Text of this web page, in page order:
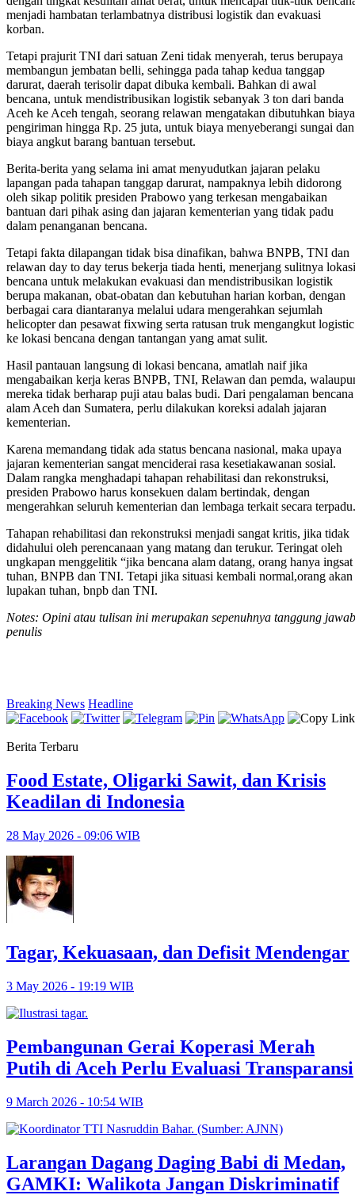
menjadi hambatan terlambatnya distribusi logistik dan evakuasi
korban.
Tetapi prajurit TNI dari satuan Zeni tidak menyerah, terus berupaya
membangun jembatan belli, sehingga pada tahap kedua tanggap
darurat, daerah terisolir dapat dibuka kembali. Bahkan di awal
bencana, untuk mendistribusikan logistik sebanyak 3 ton dari banda
Aceh ke Aceh tengah, seorang relawan mengatakan dibutuhkan biaya
pengiriman hingga Rp. 25 juta, untuk biaya menyeberangi sungai dan
biaya angkut barang bantuan tersebut.
Berita-berita yang selama ini amat menyudutkan jajaran pelaku
lapangan pada tahapan tanggap darurat, nampaknya lebih didorong
oleh sikap politik presiden Prabowo yang terkesan mengabaikan
bantuan dari pihak asing dan jajaran kementerian yang tidak padu
dalam penanganan bencana.
Tetapi fakta dilapangan tidak bisa dinafikan, bahwa BNPB, TNI dan
relawan day to day terus bekerja tiada henti, menerjang sulitnya lokasi
bencana untuk melakukan evakuasi dan mendistribusikan logistik
berupa makanan, obat-obatan dan kebutuhan harian korban, dengan
berbagai cara diantaranya melalui udara mengerahkan sejumlah
helicopter dan pesawat fixwing serta ratusan truk mengangkut logistic
ke lokasi bencana dengan tantangan yang amat sulit.
Hasil pantauan langsung di lokasi bencana, amatlah naif jika
mengabaikan kerja keras BNPB, TNI, Relawan dan pemda,
mereka tidak berharap puji atau balas budi. Dari pengalaman bencana
alam Aceh dan Sumatera, perlu dilakukan koreksi adalah jajaran
kementerian.
Karena memandang tidak ada status bencana nasional, maka upaya
jajaran kementerian sangat menciderai rasa kesetiakawanan sosial.
Dalam rangka menghadapi tahapan rehabilitasi dan rekonstruksi,
presiden Prabowo harus konsekuen dalam bertindak, dengan
mengerahkan seluruh kementerian dan lembaga terkait secara terpadu.
Tahapan rehabilitasi dan rekonstruksi menjadi sangat kritis, jika tidak
didahului oleh perencanaan yang matang dan terukur. Teringat oleh
ungkapan menggelitik “jika bencana alam datang, orang hanya ingsat
tuhan, BNPB dan TNI. Tetapi jika situasi kembali normal,orang akan
lupakan tuhan, bnpb dan TNI.
Notes: Opini atau tulisan ini merupakan sepenuhnya tanggung jawab
penulis
Breaking News Headline
Berita Terbaru
Food Estate, Oligarki Sawit, dan Krisis
Keadilan di Indonesia
28 May 2026 - 09:06 WIB
Tagar, Kekuasaan, dan Defisit Mendengar
3 May 2026 - 19:19 WIB
Pembangunan Gerai Koperasi Merah
Putih di Aceh Perlu Evaluasi Transparansi
9 March 2026 - 10:54 WIB
Larangan Dagang Daging Babi di Medan,
GAMKI: Walikota Jangan Diskriminatif